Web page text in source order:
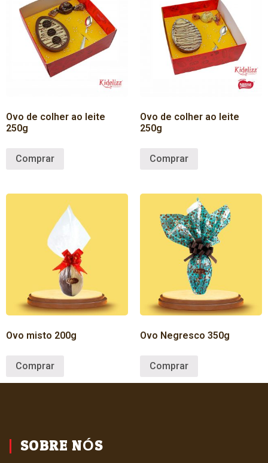
Ovo de colher ao leite
250g
Comprar
Ovo de colher ao leite
250g
Comprar
Ovo misto 200g
Comprar
Ovo Negresco 350g
Comprar
SOBRE NÓS